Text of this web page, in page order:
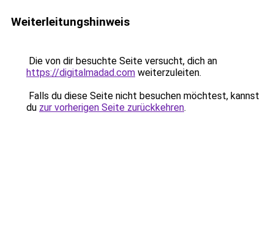
Weiterleitungshinweis
Die von dir besuchte Seite versucht, dich an
https://digitalmadad.com weiterzuleiten.
Falls du diese Seite nicht besuchen möchtest, kannst
du zur vorherigen Seite zurückkehren.